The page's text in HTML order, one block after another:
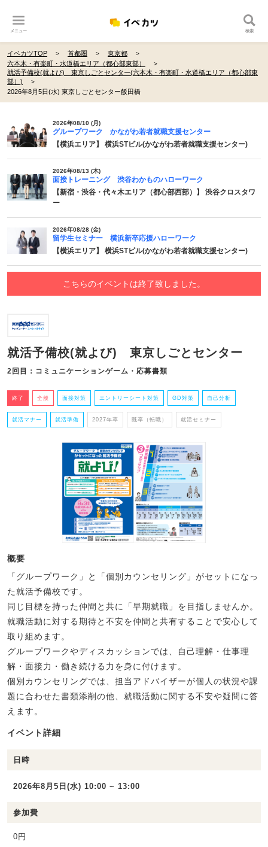
メニュー 検索
イベカツTOP 首都圏
東京都
六本木・有楽町・水道橋エリア（都心部東部）
就活予備校(就よび) 東京しごとセンター(六本木・有楽町・水道橋エリア（都心部東
部）)
2026年8月5日(水) 東京しごとセンター飯田橋
2026年08/10 (月)
グループワーク かながわ若者就職支援センター
【横浜エリア】 横浜STビル(かながわ若者就職支援センター)
2026年08/13 (木)
面接トレーニング 渋谷わかものハローワーク
【新宿・渋谷・代々木エリア（都心部西部）】 渋谷クロスタワ
ー
2026年08/28 (金)
留学生セミナー 横浜新卒応援ハローワーク
【横浜エリア】 横浜STビル(かながわ若者就職支援センター)
こちらのイベントは終了致しました。
就活予備校(就よび) 東京しごとセンター
2回目：コミュニケーションゲーム・応募書類
終了 全般 面接対策 エントリーシート対策 GD対策 自己分析
就活マナー 就活準備 2027年卒 既卒（転職） 就活セミナー
概要
「グループワーク」と「個別カウンセリング」がセットになっ
た就活予備校です。
同じ目標を持った仲間と共に「早期就職」を目指しませんか。
就職活動に対する期待と不安を仲間と共有することで安心して
取り組めます。
グループワークやディスカッションでは、自己理解・仕事理
解・面接力・働き続ける力を身に付けます。
個別カウンセリングでは、担当アドバイザーが個人の状況や課
題に合わせた書類添削の他、就職活動に関する不安や疑問に答
えます。
イベント詳細
日時
2026年8月5日(水) 10:00 ~ 13:00
参加費
0円